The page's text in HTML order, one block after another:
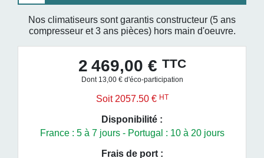
Nos climatiseurs sont garantis constructeur (5 ans
compresseur et 3 ans pièces) hors main d'oeuvre.
2 469,00 € TTC
Dont 13,00 € d'éco-participation
Soit 2057.50 € HT
Disponibilité :
France : 5 à 7 jours - Portugal : 10 à 20 jours
Frais de port :